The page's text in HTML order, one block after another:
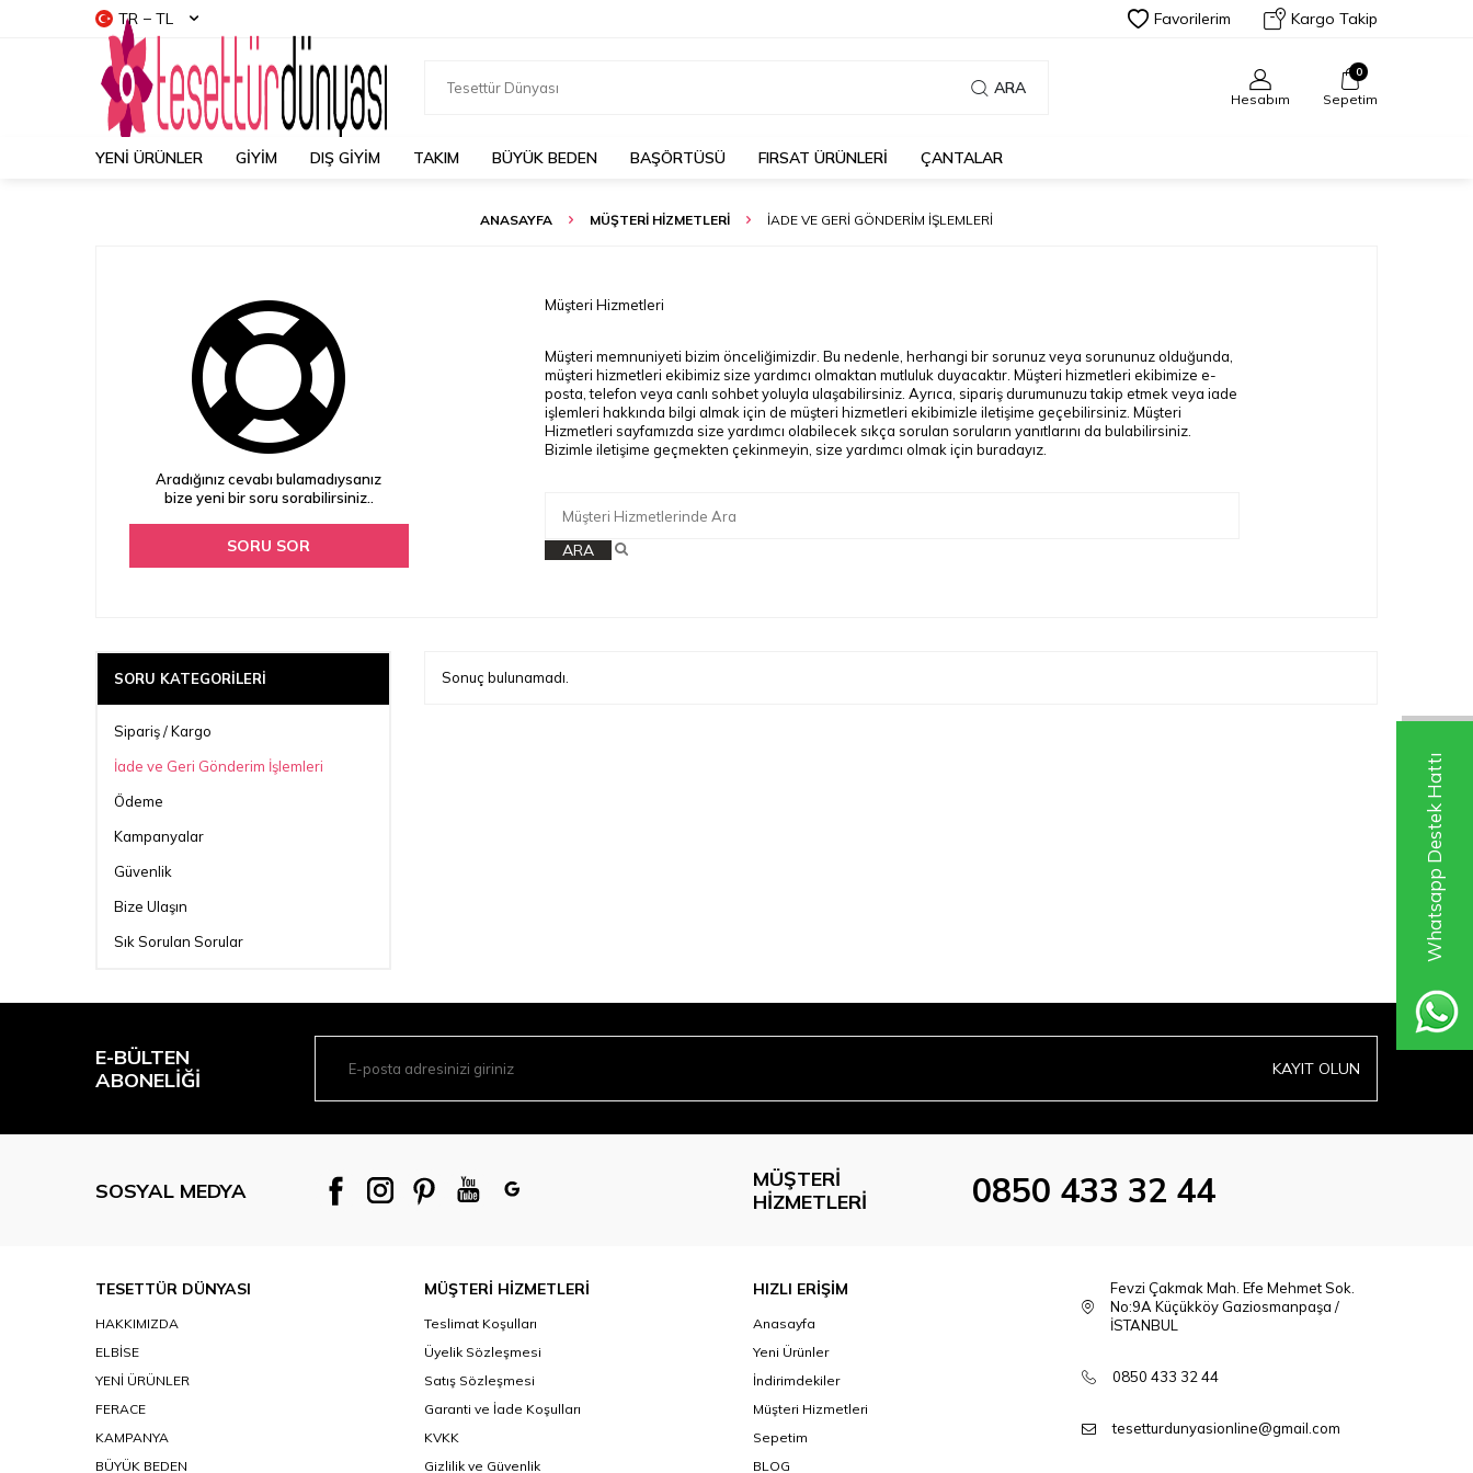
Whatsapp Destek Hattı
TR − TL Favorilerim Kargo Takip
ARA
Hesabım
0
Sepetim
YENI ÜRÜNLER GİYİM DIŞ GİYİM TAKIM BÜYÜK BEDEN BAŞÖRTÜSÜ FIRSAT ÜRÜNLERİ ÇANTALAR
ANASAYFA MÜŞTERI HIZMETLERI İADE VE GERI GÖNDERIM İŞLEMLERI
Müşteri Hizmetleri
Müşteri memnuniyeti bizim önceliğimizdir. Bu nedenle, herhangi bir sorunuz veya sorununuz olduğunda,
müşteri hizmetleri ekibimiz size yardımcı olmaktan mutluluk duyacaktır. Müşteri hizmetleri ekibimize e-
posta, telefon veya canlı sohbet yoluyla ulaşabilirsiniz. Ayrıca, sipariş durumunuzu takip etmek veya iade
işlemleri hakkında bilgi almak için de müşteri hizmetleri ekibimizle iletişime geçebilirsiniz. Müşteri
Hizmetleri sayfamızda size yardımcı olabilecek sıkça sorulan soruların yanıtlarını da bulabilirsiniz.
Bizimle iletişime geçmekten çekinmeyin, size yardımcı olmak için buradayız.
ARA
Aradığınız cevabı bulamadıysanız
bize yeni bir soru sorabilirsiniz..
SORU SOR
SORU KATEGORILERI
Sipariş / Kargo
İade ve Geri Gönderim İşlemleri
Ödeme
Kampanyalar
Güvenlik
Bize Ulaşın
Sık Sorulan Sorular
Sonuç bulunamadı.
E-BÜLTEN
ABONELIĞI
KAYIT OLUN
SOSYAL MEDYA
MÜŞTERI
HIZMETLERI
0850 433 32 44
TESETTÜR DÜNYASI
HAKKIMIZDA
ELBİSE
YENİ ÜRÜNLER
FERACE
KAMPANYA
BÜYÜK BEDEN
MÜŞTERİ HİZMETLERİ
Teslimat Koşulları
Üyelik Sözleşmesi
Satış Sözleşmesi
Garanti ve İade Koşulları
KVKK
Gizlilik ve Güvenlik
HIZLI ERİŞİM
Anasayfa
Yeni Ürünler
İndirimdekiler
Müşteri Hizmetleri
Sepetim
BLOG
Fevzi Çakmak Mah. Efe Mehmet Sok.
No:9A Küçükköy Gaziosmanpaşa /
İSTANBUL
0850 433 32 44
tesetturdunyasionline@gmail.com